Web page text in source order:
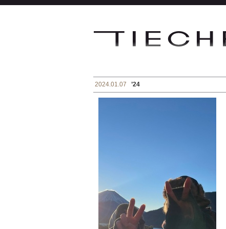
2024.01.07 ’24